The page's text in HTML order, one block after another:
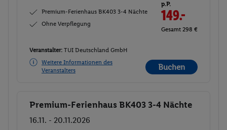
Premium-Ferienhaus BK403 3-4 Nächte
Ohne Verpflegung
p.P.
149.-
Gesamt 298 €
Veranstalter: TUI Deutschland GmbH
Weitere Informationen des
Veranstalters
Buchen
Buchen
Premium-Ferienhaus BK403 3-4 Nächte
16.11. - 20.11.2026